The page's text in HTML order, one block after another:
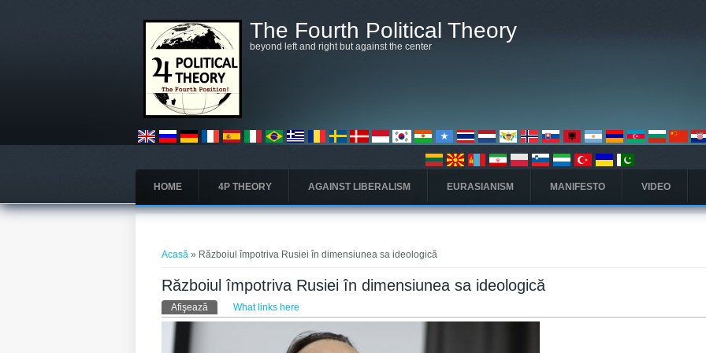
The Fourth Political Theory
beyond left and right but against the center
HOME 4P THEORY AGAINST LIBERALISM EURASIANISM MANIFESTO VIDEO
Acasă » Războiul împotriva Rusiei în dimensiunea sa ideologică
Războiul împotriva Rusiei în dimensiunea sa ideologică
Taburi primare
Afişează (tab activ)What links here